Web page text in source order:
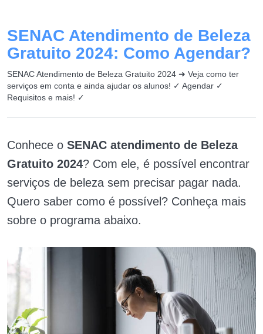
SENAC Atendimento de Beleza
Gratuito 2024: Como Agendar?
SENAC Atendimento de Beleza Gratuito 2024 ➜ Veja como ter
serviços em conta e ainda ajudar os alunos! ✓ Agendar ✓
Requisitos e mais! ✓
Conhece o SENAC atendimento de Beleza
Gratuito 2024? Com ele, é possível encontrar
serviços de beleza sem precisar pagar nada.
Quero saber como é possível? Conheça mais
sobre o programa abaixo.